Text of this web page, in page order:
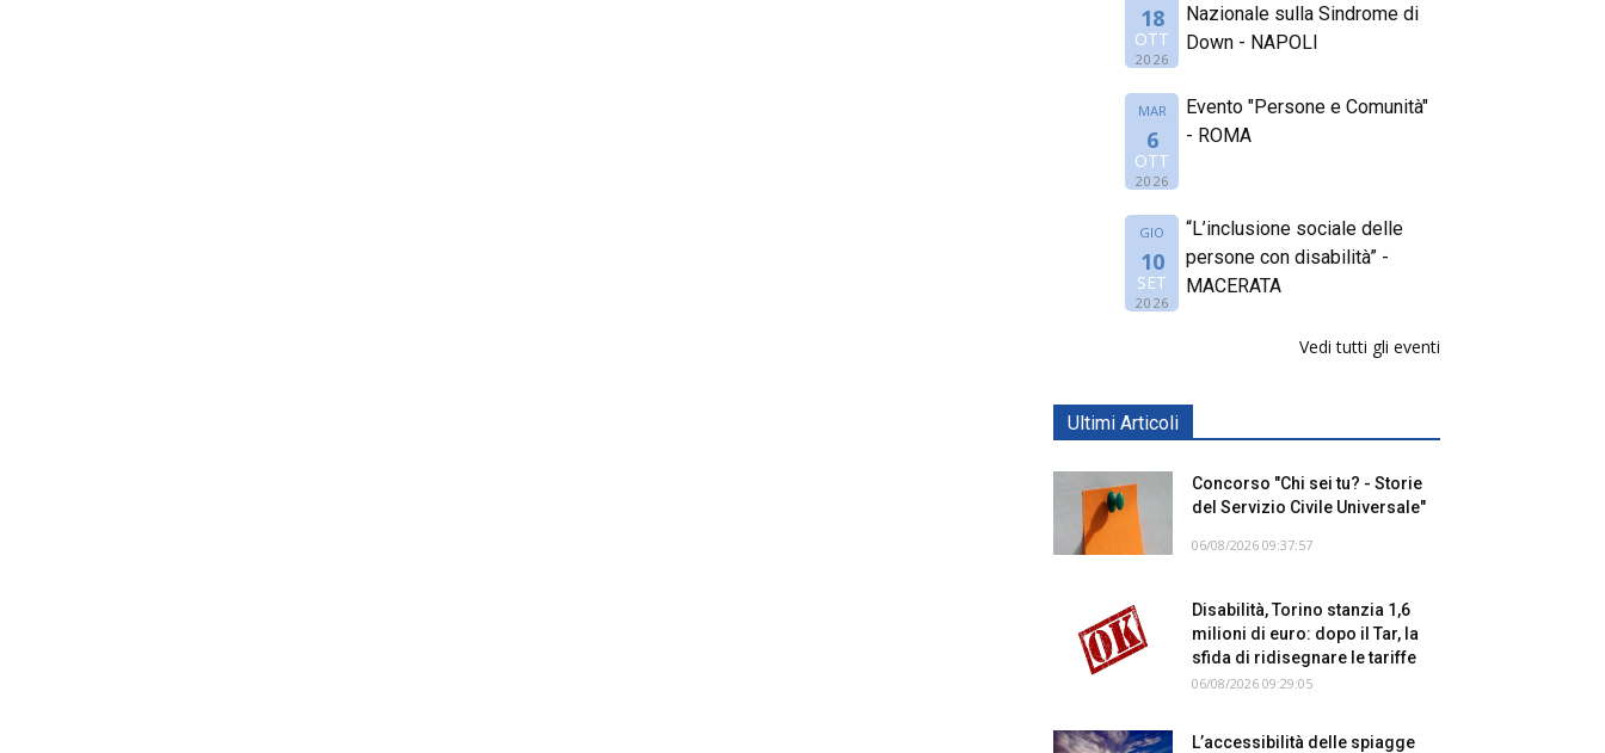
18
OTT
2026
Nazionale sulla Sindrome di
Down - NAPOLI
MAR
6
OTT
2026
Evento "Persone e Comunità"
- ROMA
GIO
10
SET
2026
“L’inclusione sociale delle
persone con disabilità” -
MACERATA
Vedi tutti gli eventi
Ultimi Articoli
Concorso "Chi sei tu? - Storie
del Servizio Civile Universale"
06/08/2026 09:37:57
Disabilità, Torino stanzia 1,6
milioni di euro: dopo il Tar, la
sfida di ridisegnare le tariffe
06/08/2026 09:29:05
L’accessibilità delle spiagge